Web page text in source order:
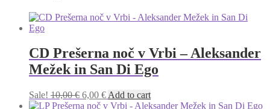
CD Prešerna noč v Vrbi – Aleksander
Mežek in San Di Ego
Sale! 10,00€ Original
price
6,00 €Current
price
Add to cart